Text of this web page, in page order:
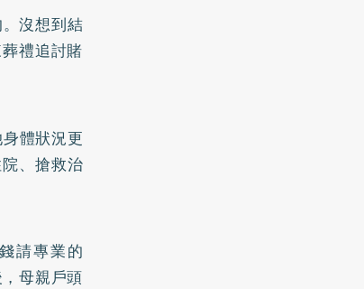
沒想到結
禮追討賭
體狀況更
、搶救治
請專業的
母親戶頭